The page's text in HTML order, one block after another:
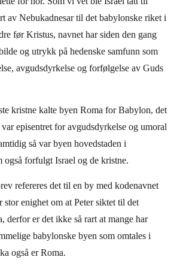
av Nebukadnesar til det babylonske riket i
før Kristus, navnet har siden den gang
og utrykk på hedenske samfunn som
avgudsdyrkelse og forfølgelse av Guds
kristne kalte byen Roma for Babylon, det
episentret for avgudsdyrkelse og umoral
så var byen hovedstaden i
også forfulgt Israel og de kristne.
refereres det til en by med kodenavnet
stor enighet om at Peter siktet til det
derfor er det ikke så rart at mange har
babylonske byen som omtales i
også er Roma.